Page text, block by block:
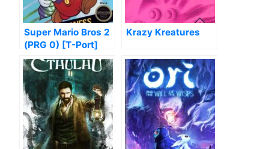
Super Mario Bros 2
(PRG 0) [T-Port]
Krazy Kreatures